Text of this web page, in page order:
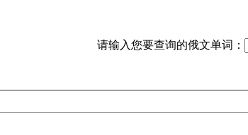
请输入您要查询的俄文单词：